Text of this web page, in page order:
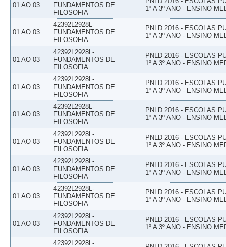
01 AO 03
FUNDAMENTOS DE
FILOSOFIA
1º A 3º ANO - ENSINO
01 AO 03
42392L2928L-
FUNDAMENTOS DE
FILOSOFIA
PNLD 2016 - ESCOLAS
1º A 3º ANO - ENSINO
01 AO 03
42392L2928L-
FUNDAMENTOS DE
FILOSOFIA
PNLD 2016 - ESCOLAS
1º A 3º ANO - ENSINO
01 AO 03
42392L2928L-
FUNDAMENTOS DE
FILOSOFIA
PNLD 2016 - ESCOLAS
1º A 3º ANO - ENSINO
01 AO 03
42392L2928L-
FUNDAMENTOS DE
FILOSOFIA
PNLD 2016 - ESCOLAS
1º A 3º ANO - ENSINO
01 AO 03
42392L2928L-
FUNDAMENTOS DE
FILOSOFIA
PNLD 2016 - ESCOLAS
1º A 3º ANO - ENSINO
01 AO 03
42392L2928L-
FUNDAMENTOS DE
FILOSOFIA
PNLD 2016 - ESCOLAS
1º A 3º ANO - ENSINO
01 AO 03
42392L2928L-
FUNDAMENTOS DE
FILOSOFIA
PNLD 2016 - ESCOLAS
1º A 3º ANO - ENSINO
01 AO 03
42392L2928L-
FUNDAMENTOS DE
FILOSOFIA
PNLD 2016 - ESCOLAS
1º A 3º ANO - ENSINO
42392L2928L-